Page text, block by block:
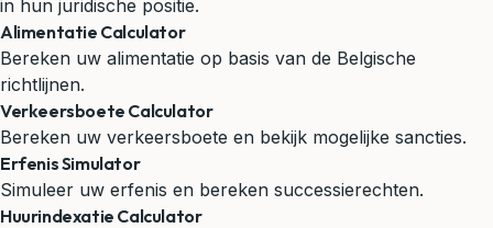
in hun juridische positie.
Alimentatie Calculator
Bereken uw alimentatie op basis van de Belgische
richtlijnen.
Verkeersboete Calculator
Bereken uw verkeersboete en bekijk mogelijke sancties.
Erfenis Simulator
Simuleer uw erfenis en bereken successierechten.
Huurindexatie Calculator